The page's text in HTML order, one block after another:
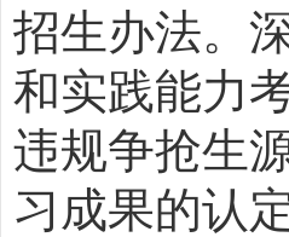
招生办法。
和实践能力
违规争抢生
习成果的认